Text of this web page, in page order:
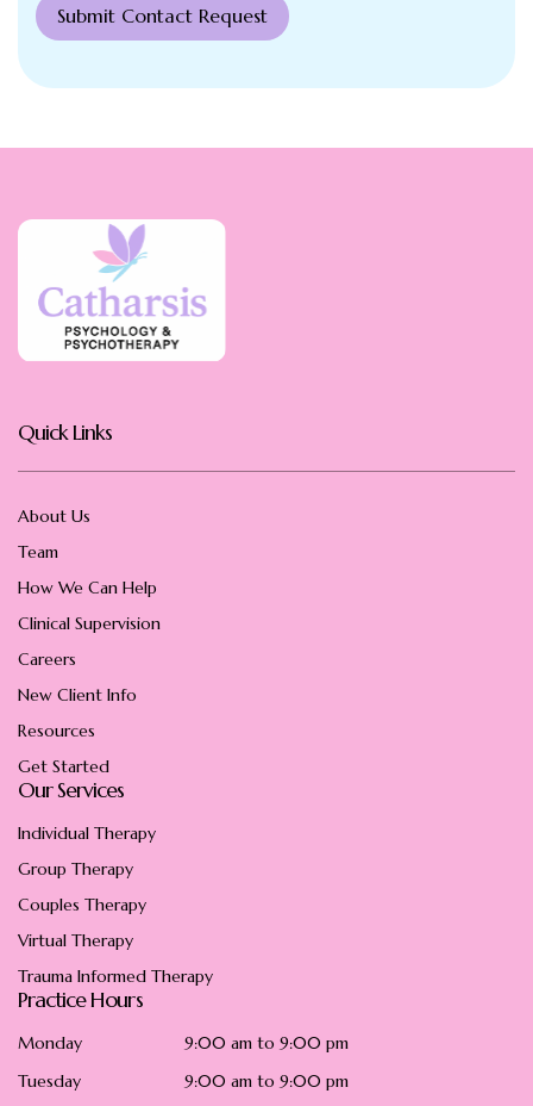
Submit Contact Request
Quick Links
About Us
Team
How We Can Help
Clinical Supervision
Careers
New Client Info
Resources
Get Started
Our Services
Individual Therapy
Group Therapy
Couples Therapy
Virtual Therapy
Trauma Informed Therapy
Practice Hours
Monday
9:00 am to 9:00 pm
Tuesday
9:00 am to 9:00 pm